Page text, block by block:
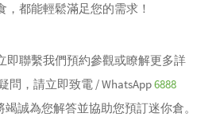
都能輕鬆滿足您的需求！
即聯繫我們預約參觀或瞭解更多詳
問，請立即致電 / WhatsApp6888
竭誠為您解答並協助您預訂迷你倉。